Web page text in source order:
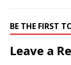
BE THE FIRST
Leave a